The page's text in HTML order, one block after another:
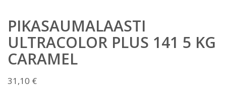
PIKASAUMALAASTI
ULTRACOLOR PLUS 141 5 KG
CARAMEL
31,10 €